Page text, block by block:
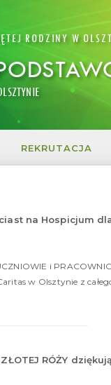
RODZINY W
REKRUTACJA
na Hospicjum
i
w Olsztynie z
RÓŻY